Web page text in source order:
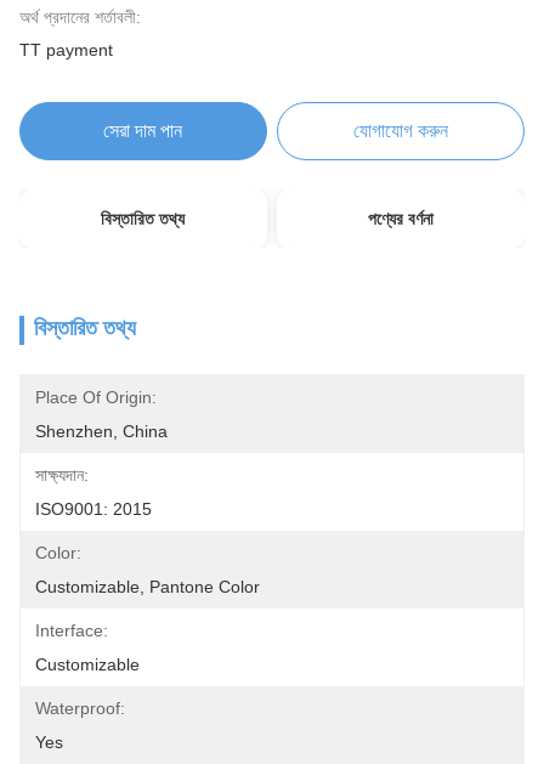
অর্থ প্রদানের শর্তাবলী:
TT payment
সেরা দাম পান যোগাযোগ করুন
বিস্তারিত তথ্য পণ্যের বর্ণনা
বিস্তারিত তথ্য
Place Of Origin:
Shenzhen, China
সাক্ষ্যদান:
ISO9001: 2015
Color:
Customizable, Pantone Color
Interface:
Customizable
Waterproof:
Yes